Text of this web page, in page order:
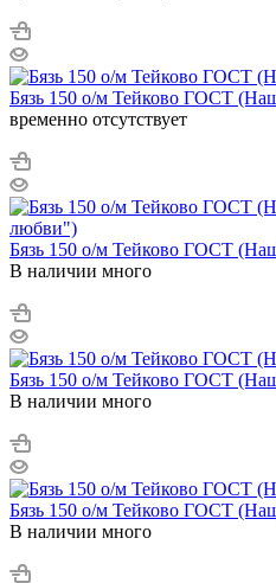
Бязь 150 о/м Тейково ГОСТ
временно отсутствует
Бязь 150 о/м Тейково ГОСТ
В наличии много
Бязь 150 о/м Тейково ГОСТ
В наличии много
Бязь 150 о/м Тейково ГОСТ
В наличии много